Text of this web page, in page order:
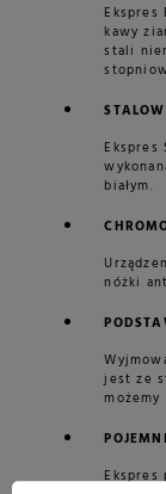
Ekspres
kawy
stali
Ekspres
białym.
nóżki
jest ze
Ekspres